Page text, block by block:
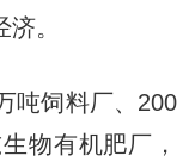
。
饲料厂、200
物有机肥厂，